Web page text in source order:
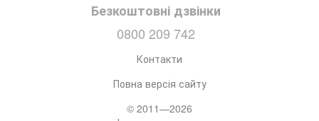
Безкоштовні дзвінки
0800 209 742
Контакти
Повна версія сайту
© 2011—2026